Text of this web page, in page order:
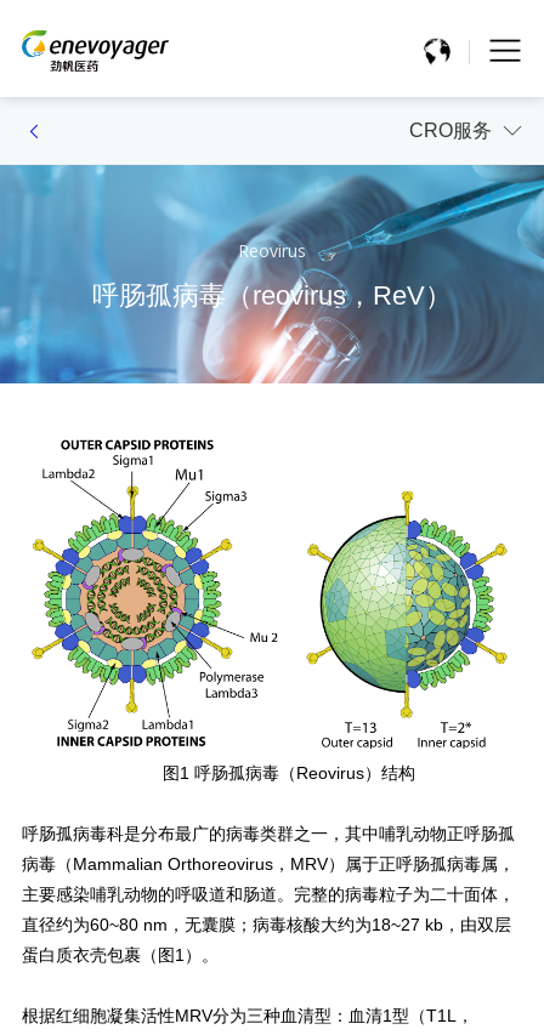
CRO服务
Reovirus
呼肠孤病毒（reovirus，ReV）
图1 呼肠孤病毒（Reovirus）结构
呼肠孤病毒科是分布最广的病毒类群之一，其中哺乳动物正呼肠孤
病毒（Mammalian Orthoreovirus，MRV）属于正呼肠孤病毒属，
主要感染哺乳动物的呼吸道和肠道。完整的病毒粒子为二十面体，
直径约为60~80 nm，无囊膜；病毒核酸大约为18~27 kb，由双层
蛋白质衣壳包裹（图1）。
根据红细胞凝集活性MRV分为三种血清型：血清1型（T1L，